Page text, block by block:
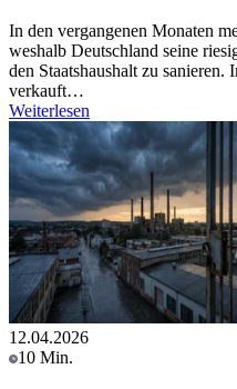
In den vergangenen Monaten
weshalb Deutschland seine
den Staatshaushalt zu
verkauft…
Weiterlesen
12.04.2026
10 Min.